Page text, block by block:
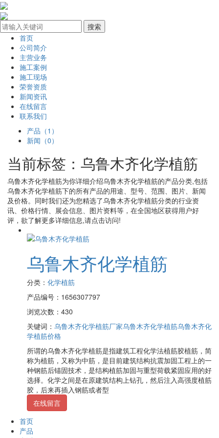
首页
公司简介
主营业务
施工案例
施工现场
荣誉资质
新闻资讯
在线留言
联系我们
产品（1）
新闻（0）
当前标签： 乌鲁木齐化学植筋
乌鲁木齐化学植筋为你详细介绍乌鲁木齐化学植筋的产品分类,包括
乌鲁木齐化学植筋下的所有产品的用途、型号、范围、图片、新闻
及价格。同时我们还为您精选了乌鲁木齐化学植筋分类的行业资
讯、价格行情、展会信息、图片资料等，在全国地区获得用户好
评，欲了解更多详细信息,请点击访问!
乌鲁木齐化学植筋
分类： 化学植筋
产品编号：1656307797
浏览次数：430
关键词： 乌鲁木齐化学植筋厂家乌鲁木齐化学植筋乌鲁木齐化
学植筋价格
所谓的乌鲁木齐化学植筋是指建筑工程化学法植筋胶植筋，简
称为植筋，又称为中筋，是目前建筑结构抗震加固工程上的一
种钢筋后锚固技术，是结构植筋加固与重型荷载紧固应用的好
选择。化学之间是在原建筑结构上钻孔，然后注入高强度植筋
胶，后来再插入钢筋或者型
在线留言
首页
产品